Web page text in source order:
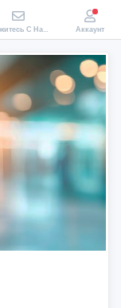
Свяжитесь С Нами Аккаунт